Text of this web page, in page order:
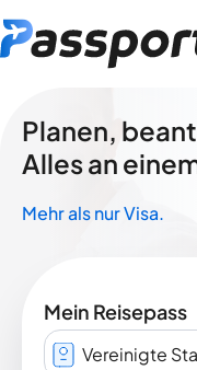
Planen,
Alles an
Mehr als nur Visa.
Mein Reisepass
Vereinigte